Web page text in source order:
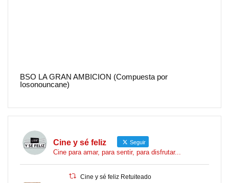
BSO LA GRAN AMBICION (Compuesta por
Iosonouncane)
Cine y sé feliz Seguir
Cine para amar, para sentir, para disfrutar...
Cine y sé feliz Retuiteado